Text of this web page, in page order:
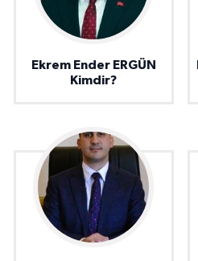
Ekrem Ender ERGÜN
Kimdir?